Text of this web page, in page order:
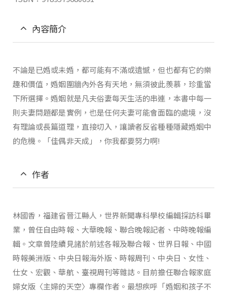
內容簡介
不論是已婚或未婚，都可能有不滿或遺憾，但也都有它的樂
趣和價值，婚姻圍牆內外各有天地，無須彼此羨慕，珍重當
下所選擇。婚姻就是凡夫俗妻每天生活的串連，本書中每一
則夫妻問題都是實例，也是任何夫妻可能會面臨的處境，沒
有理論或長篇道理，直接切入，讓讀者反省種種隱藏婚姻中
的危機。「佳偶非天成」，你我都要努力啊!
作者
林國香，福建省晉江縣人，世界新聞專科學校編輯採訪科畢
業，曾任自由時報、大華晚報、聯合晚報記者、中時晚報編
輯。文章曾陸續見諸於前述各報及聯合報、世界日報、中國
時報美洲版、中央日報海外版、時報周刊、中央日、女性、
仕女、宏觀、華航、臺視周刊等雜誌。目前擔任聯合報家庭
婦女版〈主婦的天空〉專欄作者。最想疾呼「婚姻和孩子不